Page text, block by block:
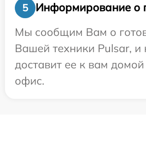
5
Информирование о
Мы сообщим Вам о
Вашей техники Pulsar, и
доставит ее к вам
офис.